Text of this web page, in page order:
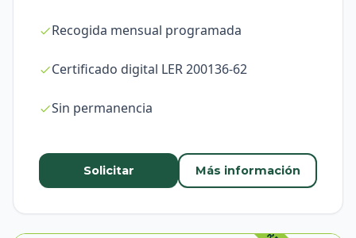
Recogida mensual programada
Certificado digital LER 200136-62
Sin permanencia
Solicitar Más información